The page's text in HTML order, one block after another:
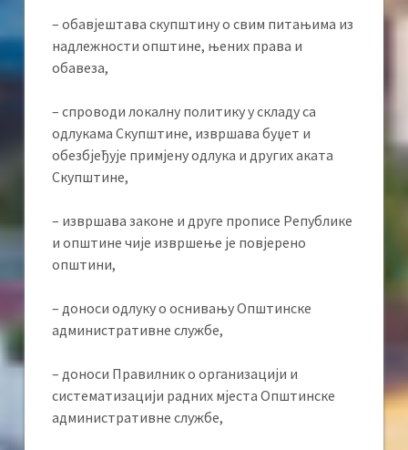
– обавјештава скупштину о свим питањима из
надлежности општине, њених права и
обавеза,
– спроводи локалну политику у складу са
одлукама Скупштине, извршава буџет и
обезбјеђује примјену одлука и других аката
Скупштине,
– извршава законе и друге прописе Републике
и општине чије извршење је повјерено
општини,
– доноси одлуку о оснивању Општинске
административне службе,
– доноси Правилник о организацији и
систематизацији радних мјеста Општинске
административне службе,